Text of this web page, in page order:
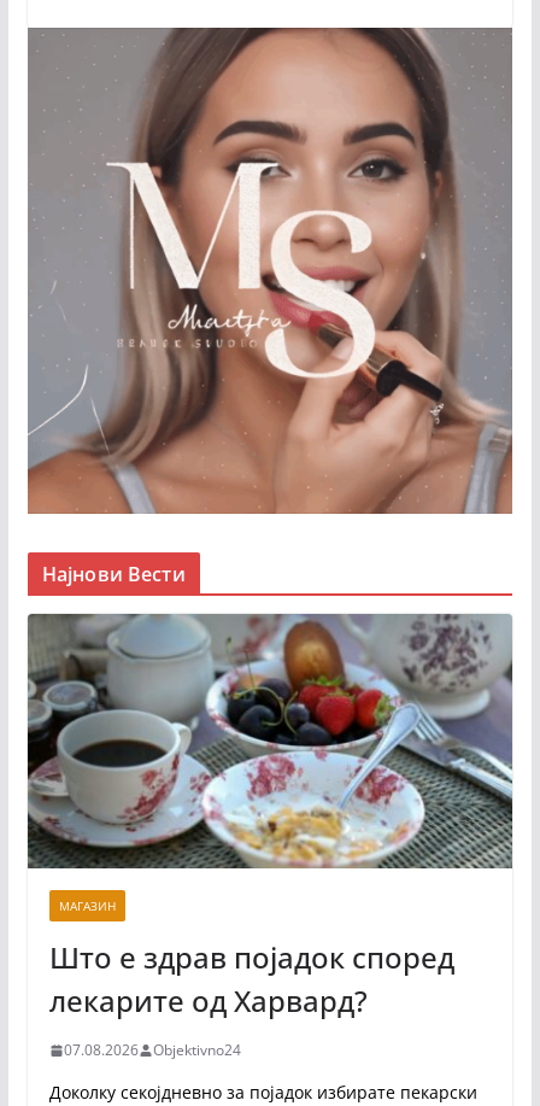
Најнови Вести
МАГАЗИН
Што е здрав појадок според
лекарите од Харвард?
07.08.2026 Objektivno24
Доколку секојдневно за појадок избирате пекарски